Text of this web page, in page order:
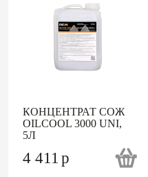
КОНЦЕНТРАТ СОЖ
OILCOOL 3000 UNI,
5Л
4 411p